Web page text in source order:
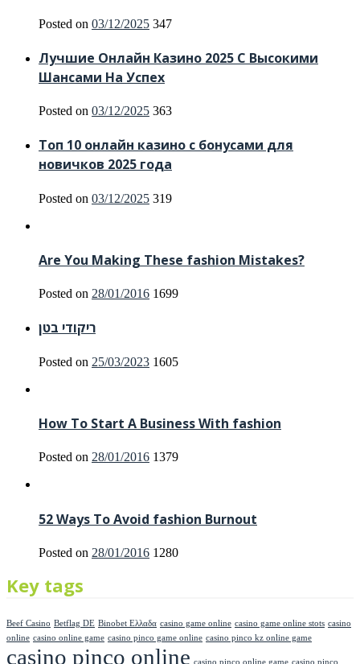
Posted on 03/12/2025 347
Лучшие Онлайн Казино 2025 С Высокими
Шансами На Успех
Posted on 03/12/2025 363
Топ 10 онлайн казино с бонусами для
новичков 2025 года
Posted on 03/12/2025 319
Are You Making These fashion Mistakes?
Posted on 28/01/2016 1699
ריקודי בטן
Posted on 25/03/2023 1605
How To Start A Business With fashion
Posted on 28/01/2016 1379
52 Ways To Avoid fashion Burnout
Posted on 28/01/2016 1280
Key tags
Beef Casino Betflag DE Binobet Ελλαδα casino game online casino game online stots casino
online casino online game casino pinco game online casino pinco kz online game
casino pinco online casino pinco online game casino pinco